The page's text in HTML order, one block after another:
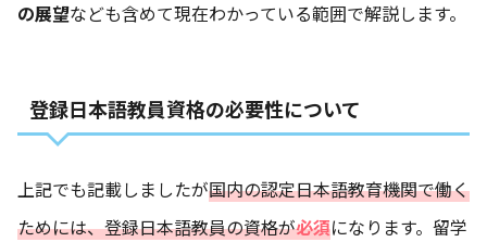
の展望なども含めて現在わかっている範囲で解説します。
登録日本語教員資格の必要性について
上記でも記載しましたが国内の認定日本語教育機関で働く
ためには、登録日本語教員の資格が必須になります。留学